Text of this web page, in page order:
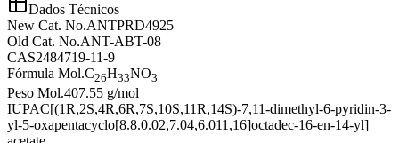
Dados Técnicos
New Cat. No.ANTPRD4925
Old Cat. No.ANT-ABT-08
CAS2484719-11-9
Fórmula Mol.C26H33NO3
Peso Mol.407.55 g/mol
IUPAC[(1R,2S,4R,6R,7S,10S,11R,14S)-7,11-dimethyl-6-pyridin-3-
yl-5-oxapentacyclo[8.8.0.02,7.04,6.011,16]octadec-16-en-14-yl]